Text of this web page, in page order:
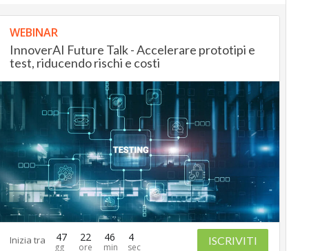
WEBINAR
InnoverAI Future Talk - Accelerare prototipi e
test, riducendo rischi e costi
Inizia tra 47 22 46 3 ISCRIVITI